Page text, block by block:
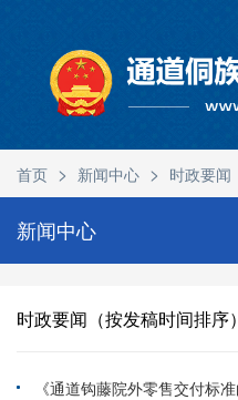
首页 > 新闻中心 > 时政要闻
新闻中心
时政要闻（按发稿时间排序）
《通道钩藤院外零售交付标